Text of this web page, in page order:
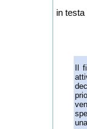
in testa
Il